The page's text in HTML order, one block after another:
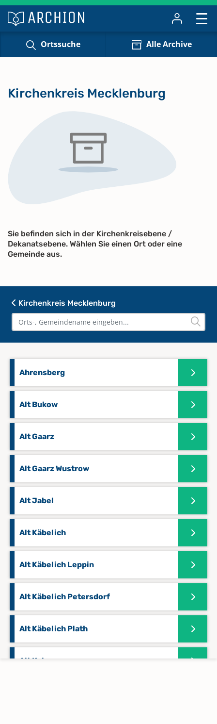
Ortssuche Alle Archive
Kirchenkreis Mecklenburg
Ahrensberg
Alt Bukow
Alt Gaarz
Alt Gaarz Wustrow
Alt Jabel
Alt Käbelich
Alt Käbelich Leppin
Alt Käbelich Petersdorf
Alt Käbelich Plath
Alt Kalen
Kirchenkreis Mecklenburg
Sie befinden sich in der Kirchenkreisebene /
Dekanatsebene. Wählen Sie einen Ort oder eine
Gemeinde aus.